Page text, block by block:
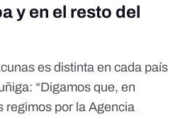
y en el resto del
es distinta en cada país
“Digamos que, en
regimos por la Agencia